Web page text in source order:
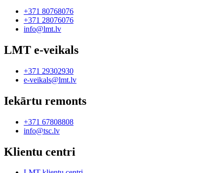
+371 80768076
+371 28076076
info@lmt.lv
LMT e-veikals
+371 29302930
e-veikals@lmt.lv
Iekārtu remonts
+371 67808808
info@tsc.lv
Klientu centri